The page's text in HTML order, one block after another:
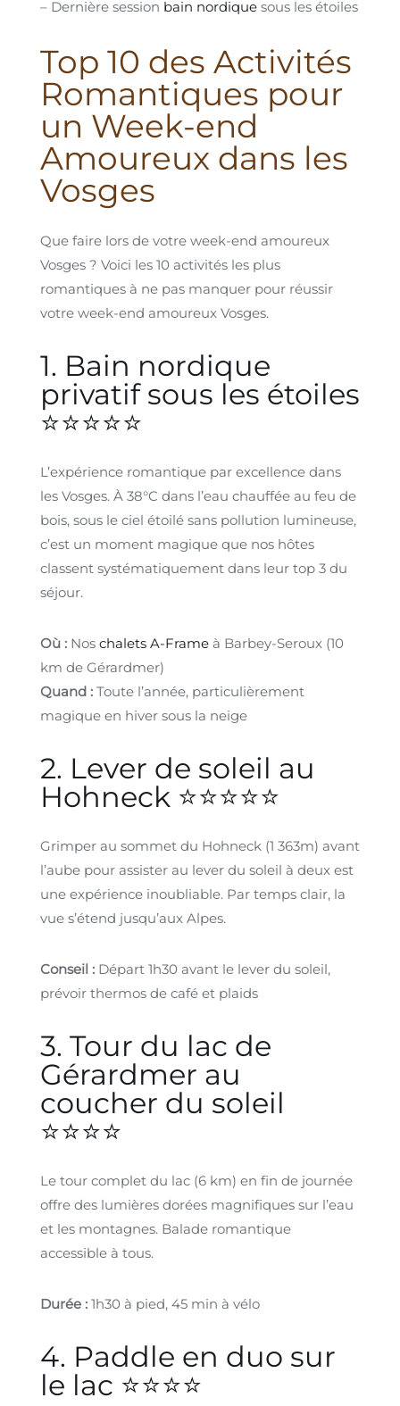
– Dernière session bain nordique sous les étoiles
Top 10 des Activités
Romantiques pour
un Week-end
Amoureux dans les
Vosges
Que faire lors de votre week-end amoureux
Vosges ? Voici les 10 activités les plus
romantiques à ne pas manquer pour réussir
votre week-end amoureux Vosges.
1. Bain nordique
privatif sous les étoiles
⭐⭐⭐⭐⭐
L’expérience romantique par excellence dans
les Vosges. À 38°C dans l’eau chauffée au feu de
bois, sous le ciel étoilé sans pollution lumineuse,
c’est un moment magique que nos hôtes
classent systématiquement dans leur top 3 du
séjour.
Où : Nos chalets A-Frame à Barbey-Seroux (10
km de Gérardmer)
Quand : Toute l’année, particulièrement
magique en hiver sous la neige
2. Lever de soleil au
Hohneck ⭐⭐⭐⭐⭐
Grimper au sommet du Hohneck (1 363m) avant
l’aube pour assister au lever du soleil à deux est
une expérience inoubliable. Par temps clair, la
vue s’étend jusqu’aux Alpes.
Conseil : Départ 1h30 avant le lever du soleil,
prévoir thermos de café et plaids
3. Tour du lac de
Gérardmer au
coucher du soleil
⭐⭐⭐⭐
Le tour complet du lac (6 km) en fin de journée
offre des lumières dorées magnifiques sur l’eau
et les montagnes. Balade romantique
accessible à tous.
Durée : 1h30 à pied, 45 min à vélo
4. Paddle en duo sur
le lac ⭐⭐⭐⭐